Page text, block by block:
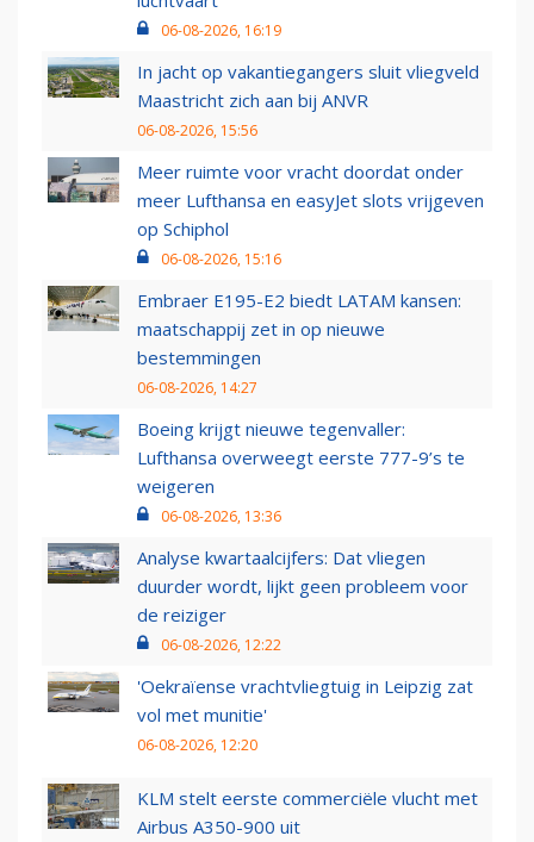
06-08-2026, 16:19
In jacht op vakantiegangers sluit vliegveld
Maastricht zich aan bij ANVR
06-08-2026, 15:56
Meer ruimte voor vracht doordat onder
meer Lufthansa en easyJet slots vrijgeven
op Schiphol
06-08-2026, 15:16
Embraer E195-E2 biedt LATAM kansen:
maatschappij zet in op nieuwe
bestemmingen
06-08-2026, 14:27
Boeing krijgt nieuwe tegenvaller:
Lufthansa overweegt eerste 777-9’s te
weigeren
06-08-2026, 13:36
Analyse kwartaalcijfers: Dat vliegen
duurder wordt, lijkt geen probleem voor
de reiziger
06-08-2026, 12:22
'Oekraïense vrachtvliegtuig in Leipzig zat
vol met munitie'
06-08-2026, 12:20
KLM stelt eerste commerciële vlucht met
Airbus A350-900 uit